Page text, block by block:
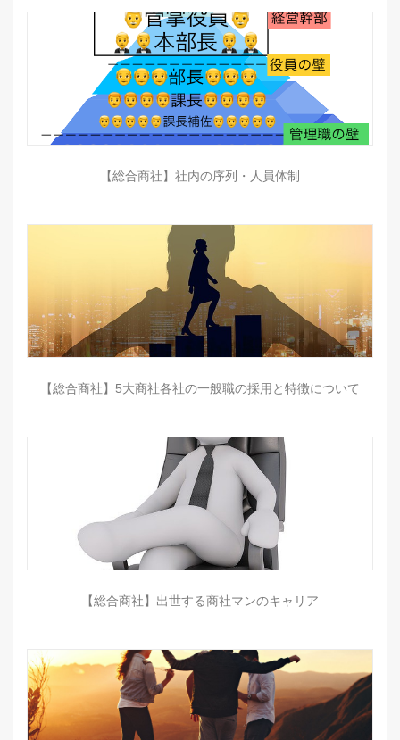
【総合商社】社内の序列・人員体制
【総合商社】5大商社各社の一般職の採用と特徴について
【総合商社】出世する商社マンのキャリア